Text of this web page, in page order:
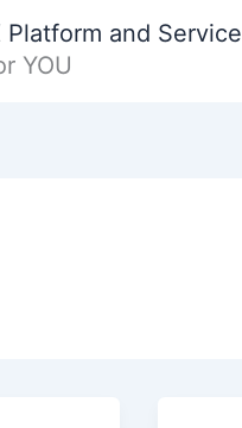
Platform and Service
YOU